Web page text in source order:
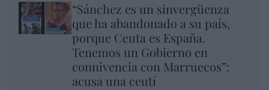
“Sánchez es un sinvergüenza
que ha abandonado a su país,
porque Ceuta es España.
Tenemos un Gobierno en
connivencia con Marruecos”:
acusa una ceutí